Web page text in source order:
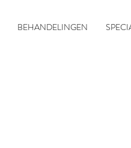
BEHANDELINGEN